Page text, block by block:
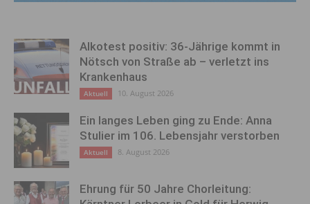
Alkotest positiv: 36-Jährige kommt in
Nötsch von Straße ab – verletzt ins
Krankenhaus
Aktuell 10. August 2026
Ein langes Leben ging zu Ende: Anna
Stulier im 106. Lebensjahr verstorben
Aktuell 8. August 2026
Ehrung für 50 Jahre Chorleitung: